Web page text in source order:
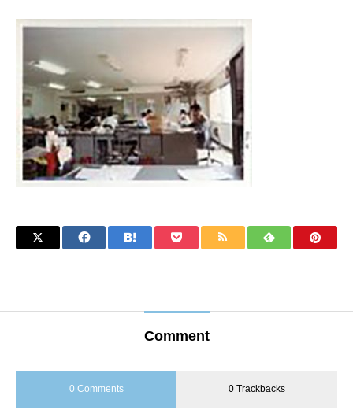
Comment
0 Comments 0 Trackbacks